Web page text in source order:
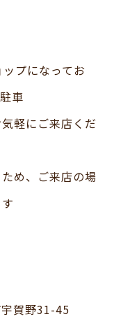
プになってお
車
軽にご来店くだ
め、ご来店の場
賀野31-45